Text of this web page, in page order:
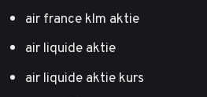
air france klm aktie
air liquide aktie
air liquide aktie kurs